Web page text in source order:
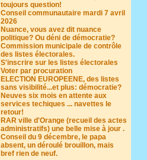
toujours question!
Conseil communautaire mardi 7 avril
2026
Nuance, vous avez dit nuance
politique? Ou déni de démocratie?
Commission municipale de contrôle
des listes électorales.
S'inscrire sur les listes électorales
Voter par procuration
ELECTION EUROPEENE, des listes
sans visibilité...et plus: démocratie?
Neuves six mois en attente aux
services techiques ... navettes le
retour!
RAR ville d'Orange (recueil des actes
administratifs) une belle mise à jour .
Conseil du 9 décembre, le papa
absent, un déroulé brouillon, mais
bref rien de neuf.